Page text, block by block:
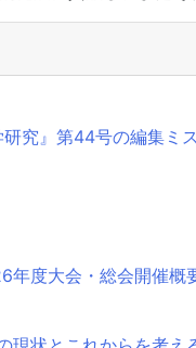
研究』第44号の編集ミ
年度大会・総会開催概